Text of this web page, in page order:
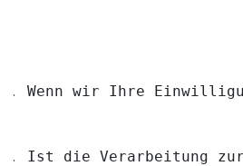
Wenn wir Ihre
Ist die Verarbeitung